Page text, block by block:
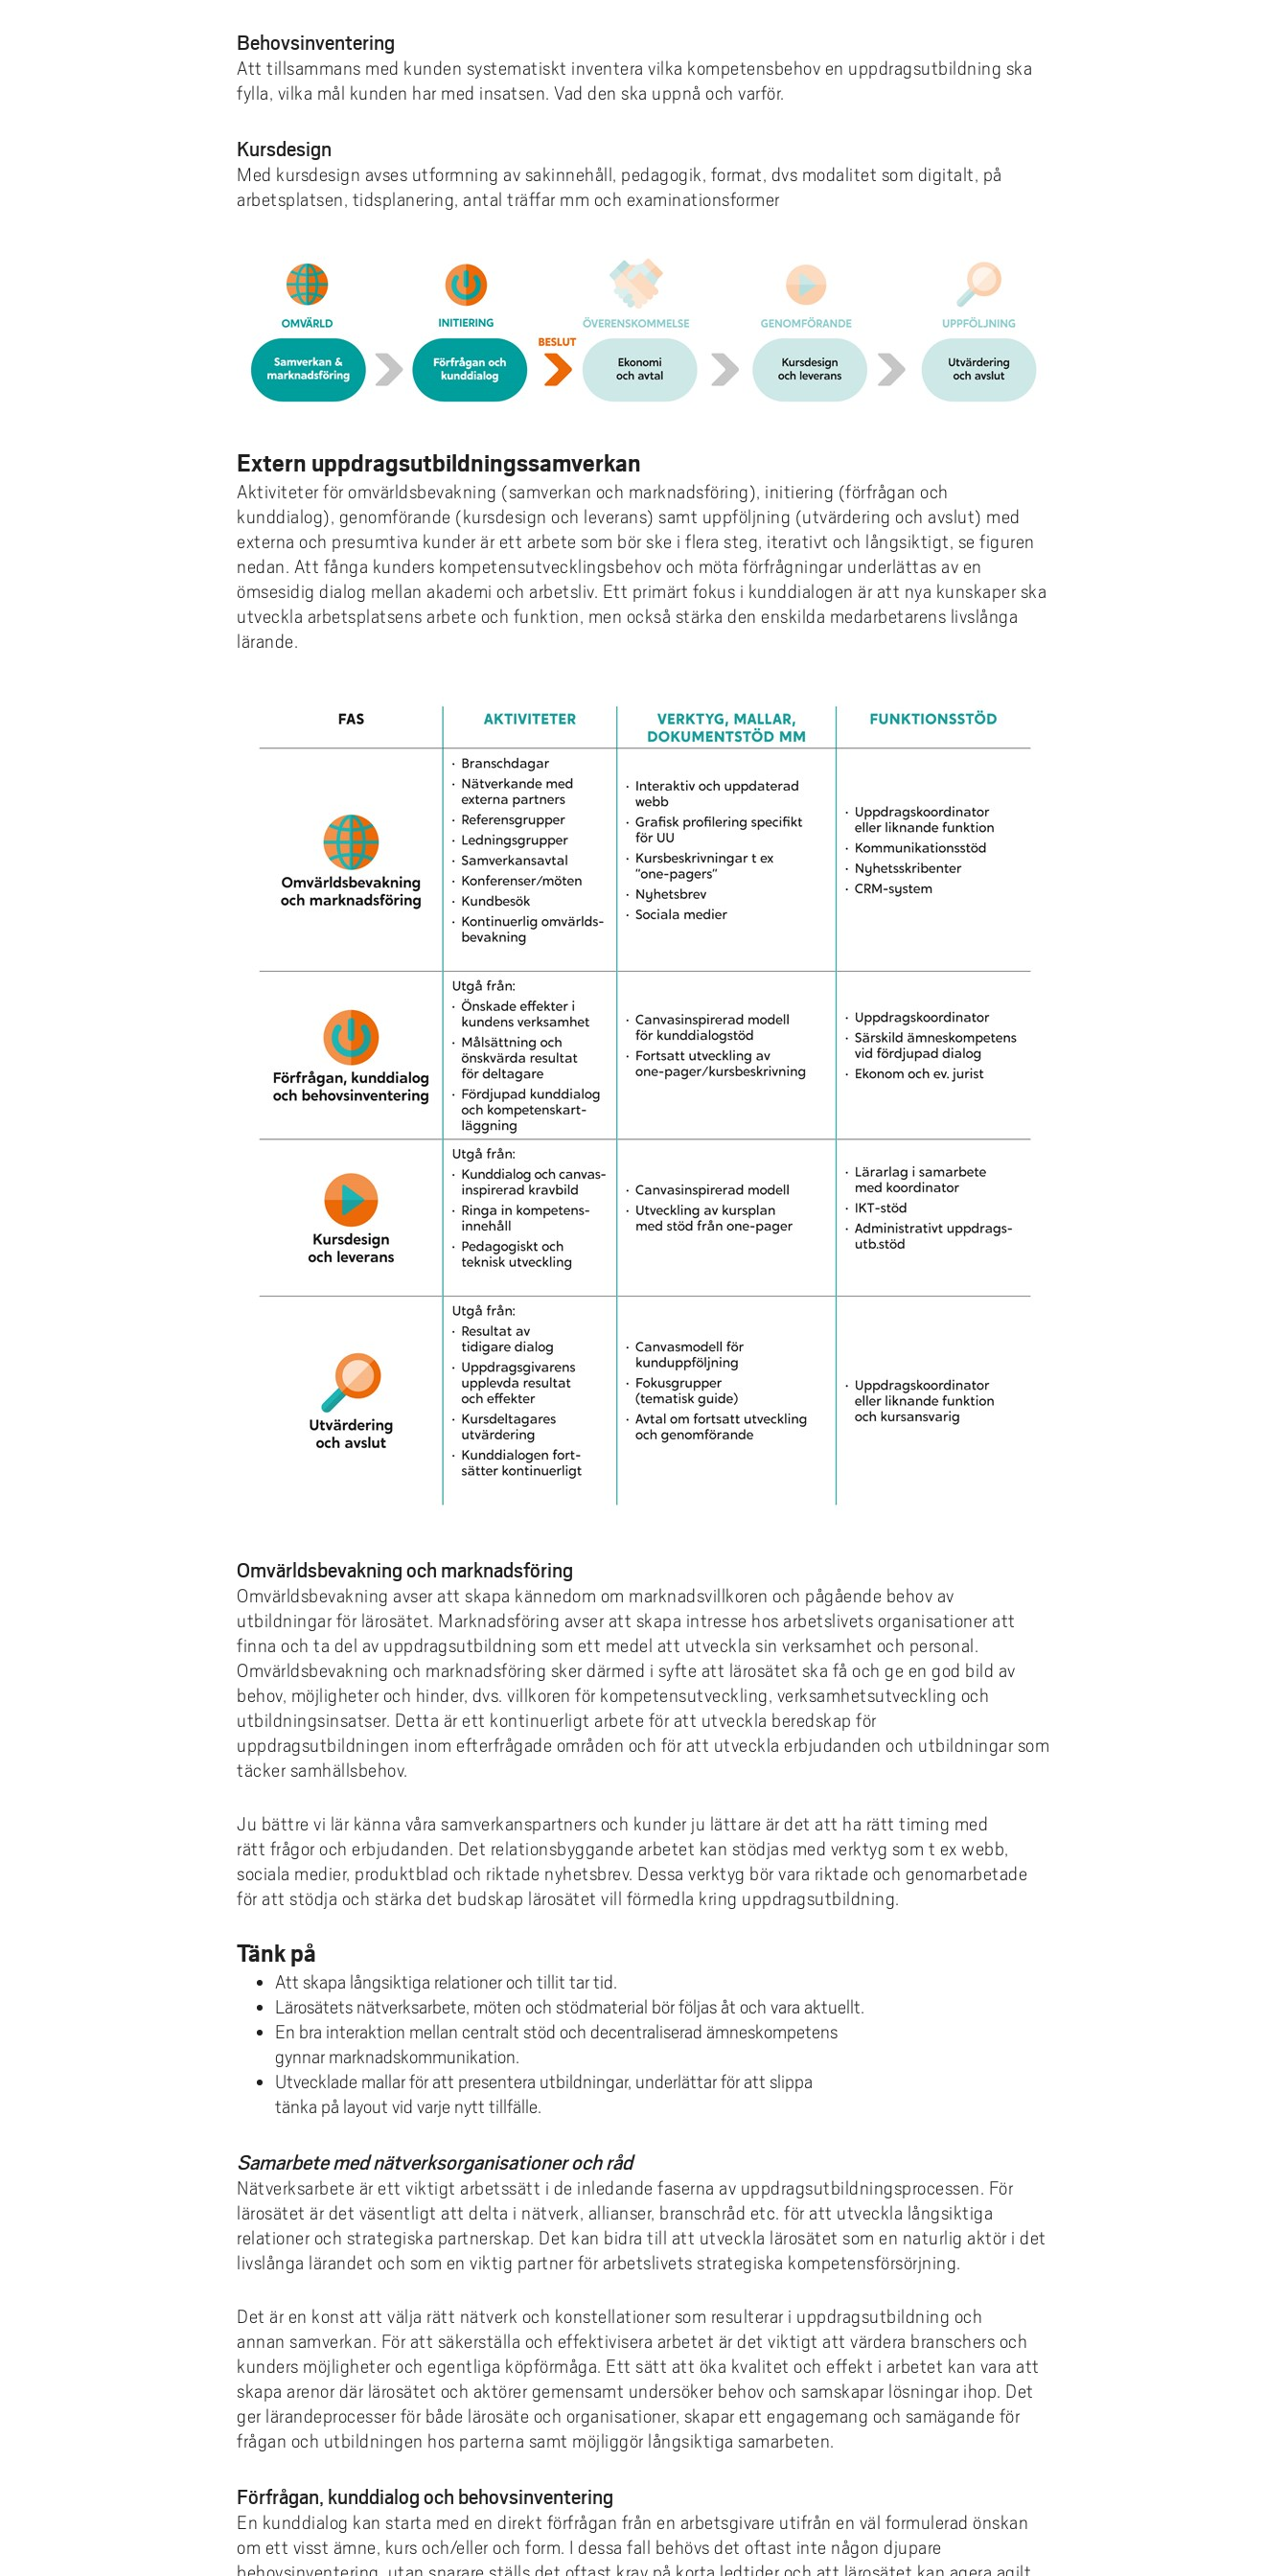
Behovsinventering
Att tillsammans med kunden systematiskt inventera vilka kompetensbehov en uppdragsutbildning ska
fylla, vilka mål kunden har med insatsen. Vad den ska uppnå och varför.
Kursdesign
Med kursdesign avses utformning av sakinnehåll, pedagogik, format, dvs modalitet som digitalt, på
arbetsplatsen, tidsplanering, antal träffar mm och examinationsformer
Extern uppdragsutbildningssamverkan
Aktiviteter för omvärldsbevakning (samverkan och marknadsföring), initiering (förfrågan och
kunddialog), genomförande (kursdesign och leverans) samt uppföljning (utvärdering och avslut) med
externa och presumtiva kunder är ett arbete som bör ske i flera steg, iterativt och långsiktigt, se figuren
nedan. Att fånga kunders kompetensutvecklingsbehov och möta förfrågningar underlättas av en
ömsesidig dialog mellan akademi och arbetsliv. Ett primärt fokus i kunddialogen är att nya kunskaper ska
utveckla arbetsplatsens arbete och funktion, men också stärka den enskilda medarbetarens livslånga
lärande.
Omvärldsbevakning och marknadsföring
Omvärldsbevakning avser att skapa kännedom om marknadsvillkoren och pågående behov av
utbildningar för lärosätet. Marknadsföring avser att skapa intresse hos arbetslivets organisationer att
finna och ta del av uppdragsutbildning som ett medel att utveckla sin verksamhet och personal.
Omvärldsbevakning och marknadsföring sker därmed i syfte att lärosätet ska få och ge en god bild av
behov, möjligheter och hinder, dvs. villkoren för kompetensutveckling, verksamhetsutveckling och
utbildningsinsatser. Detta är ett kontinuerligt arbete för att utveckla beredskap för
uppdragsutbildningen inom efterfrågade områden och för att utveckla erbjudanden och utbildningar som
täcker samhällsbehov.
Ju bättre vi lär känna våra samverkanspartners och kunder ju lättare är det att ha rätt timing med
rätt frågor och erbjudanden. Det relationsbyggande arbetet kan stödjas med verktyg som t ex webb,
sociala medier, produktblad och riktade nyhetsbrev. Dessa verktyg bör vara riktade och genomarbetade
för att stödja och stärka det budskap lärosätet vill förmedla kring uppdragsutbildning.
Tänk på
Att skapa långsiktiga relationer och tillit tar tid.
Lärosätets nätverksarbete, möten och stödmaterial bör följas åt och vara aktuellt.
En bra interaktion mellan centralt stöd och decentraliserad ämneskompetens
gynnar marknadskommunikation.
Utvecklade mallar för att presentera utbildningar, underlättar för att slippa
tänka på layout vid varje nytt tillfälle.
Samarbete med nätverksorganisationer och råd
Nätverksarbete är ett viktigt arbetssätt i de inledande faserna av uppdragsutbildningsprocessen. För
lärosätet är det väsentligt att delta i nätverk, allianser, branschråd etc. för att utveckla långsiktiga
relationer och strategiska partnerskap. Det kan bidra till att utveckla lärosätet som en naturlig aktör i det
livslånga lärandet och som en viktig partner för arbetslivets strategiska kompetensförsörjning.
Det är en konst att välja rätt nätverk och konstellationer som resulterar i uppdragsutbildning och
annan samverkan. För att säkerställa och effektivisera arbetet är det viktigt att värdera branschers och
kunders möjligheter och egentliga köpförmåga. Ett sätt att öka kvalitet och effekt i arbetet kan vara att
skapa arenor där lärosätet och aktörer gemensamt undersöker behov och samskapar lösningar ihop. Det
ger lärandeprocesser för både lärosäte och organisationer, skapar ett engagemang och samägande för
frågan och utbildningen hos parterna samt möjliggör långsiktiga samarbeten.
Förfrågan, kunddialog och behovsinventering
En kunddialog kan starta med en direkt förfrågan från en arbetsgivare utifrån en väl formulerad önskan
om ett visst ämne, kurs och/eller och form. I dessa fall behövs det oftast inte någon djupare